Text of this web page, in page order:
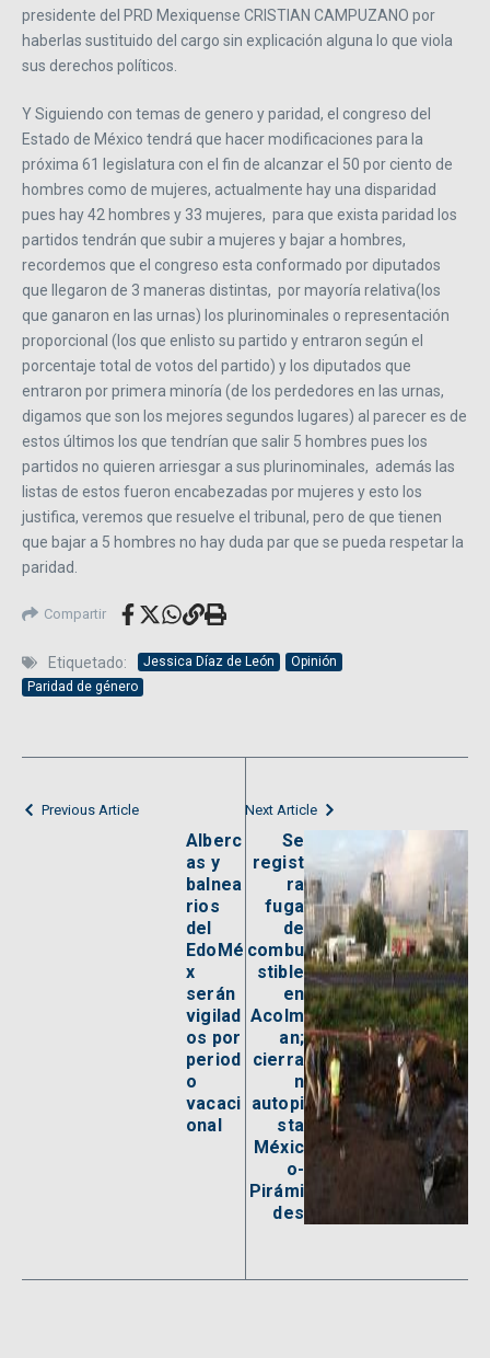
presidente del PRD Mexiquense CRISTIAN CAMPUZANO por
haberlas sustituido del cargo sin explicación alguna lo que viola
sus derechos políticos.
Y Siguiendo con temas de genero y paridad, el congreso del
Estado de México tendrá que hacer modificaciones para la
próxima 61 legislatura con el fin de alcanzar el 50 por ciento de
hombres como de mujeres, actualmente hay una disparidad
pues hay 42 hombres y 33 mujeres, para que exista paridad los
partidos tendrán que subir a mujeres y bajar a hombres,
recordemos que el congreso esta conformado por diputados
que llegaron de 3 maneras distintas, por mayoría relativa(los
que ganaron en las urnas) los plurinominales o representación
proporcional (los que enlisto su partido y entraron según el
porcentaje total de votos del partido) y los diputados que
entraron por primera minoría (de los perdedores en las urnas,
digamos que son los mejores segundos lugares) al parecer es de
estos últimos los que tendrían que salir 5 hombres pues los
partidos no quieren arriesgar a sus plurinominales, además las
listas de estos fueron encabezadas por mujeres y esto los
justifica, veremos que resuelve el tribunal, pero de que tienen
que bajar a 5 hombres no hay duda par que se pueda respetar la
paridad.
Compartir
Etiquetado: Jessica Díaz de León
Opinión
Paridad de género
Previous Article
Alberc
as y
balnea
rios
del
EdoMé
x
serán
vigilad
os por
period
o
vacaci
onal
Next Article
Se
regist
ra
fuga
de
combu
stible
en
Acolm
an;
cierra
n
autopi
sta
Méxic
o-
Pirámi
des